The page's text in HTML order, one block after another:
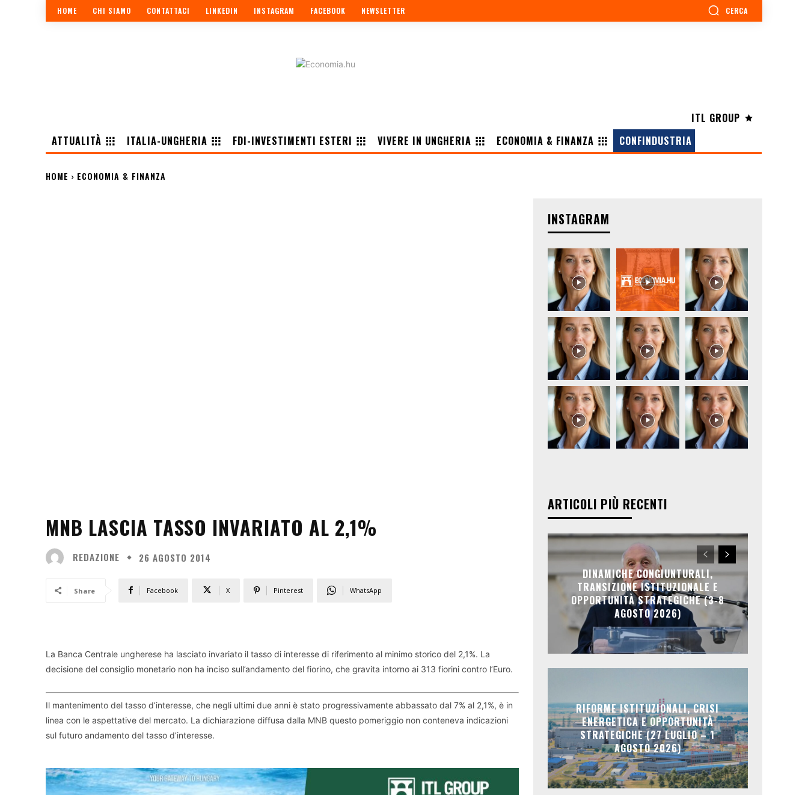
HOME CHI SIAMO CONTATTACI LINKEDIN INSTAGRAM FACEBOOK NEWSLETTER CERCA
ITL GROUP
ATTUALITÀ
ITALIA-UNGHERIA FDI-INVESTIMENTI ESTERI VIVERE IN UNGHERIA ECONOMIA & FINANZA CONFINDUSTRIA
HOME ECONOMIA & FINANZA
MNB LASCIA TASSO INVARIATO AL 2,1%
REDAZIONE 26 AGOSTO 2014
Share Facebook X Pinterest WhatsApp
La Banca Centrale ungherese ha lasciato invariato il tasso di interesse di riferimento al minimo storico del 2,1%. La
decisione del consiglio monetario non ha inciso sull’andamento del fiorino, che gravita intorno ai 313 fiorini contro l’Euro.
Il mantenimento del tasso d’interesse, che negli ultimi due anni è stato progressivamente abbassato dal 7% al 2,1%, è in
linea con le aspettative del mercato. La dichiarazione diffusa dalla MNB questo pomeriggio non conteneva indicazioni
sul futuro andamento del tasso d’interesse.
INSTAGRAM
ARTICOLI PIÙ RECENTI
DINAMICHE CONGIUNTURALI,
TRANSIZIONE ISTITUZIONALE E
OPPORTUNITÀ STRATEGICHE (3-8
AGOSTO 2026)
RIFORME ISTITUZIONALI, CRISI
ENERGETICA E OPPORTUNITÀ
STRATEGICHE (27 LUGLIO – 1
AGOSTO 2026)